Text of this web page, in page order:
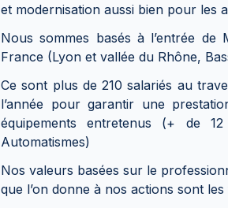
et modernisation aussi bien pour les
Nous sommes basés à l’entrée
France (Lyon et vallée du Rhône,
Ce sont plus de 210 salariés au
l’année pour garantir une
équipements entretenus (+ de
Automatismes)
Nos valeurs basées sur le
que l’on donne à nos actions sont